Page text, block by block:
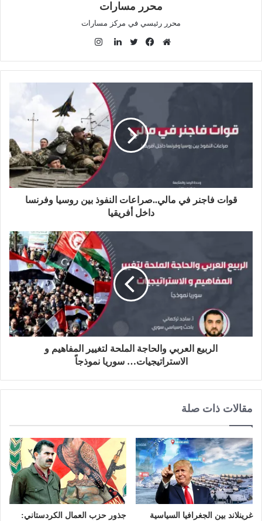
محرر مسارات
محرر رئيسي في مركز مسارات
و
ق
ل
و
ي
س
ك
و
ي
ت
ي
ن
ك
د
إ
ن
س
ت
ر
ا
م
قوات فاجنر في مالي..صراعات النفوذ بين روسيا وفرنسا
داخل أفريقيا
الربيع العربي والحاجة الملحة لتغيير المفاهيم و
الاستراتيجيات… سوريا نموذجاً
مقالات ذات صلة
غرينلاند بين الجغرافيا السياسية
جذور حزب العمال الكردستاني: